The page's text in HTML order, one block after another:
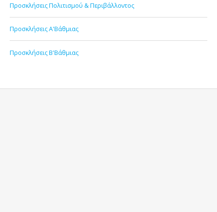
Προσκλήσεις Πολιτισμού & Περιβάλλοντος
Προσκλήσεις Α'Βάθμιας
Προσκλήσεις Β'Βάθμιας